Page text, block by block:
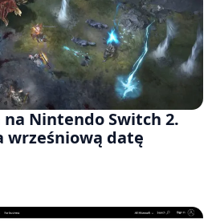
Nintendo Switch 2.
wrześniową datę